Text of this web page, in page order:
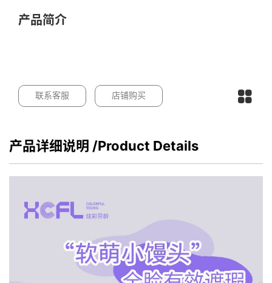
产品简介
联系客服 店铺购买
产品详细说明 /Product Details